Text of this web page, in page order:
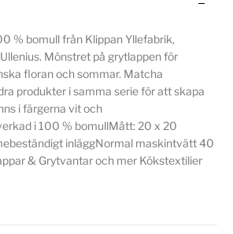
% bomull från Klippan Yllefabrik,
Mönstret på grytlappen för
floran och sommar. Matcha
produkter i samma serie för att skapa
i färgerna vit och
i 100 % bomullMått: 20 x 20
inläggNormal maskintvätt 40
& Grytvantar och mer Kökstextilier